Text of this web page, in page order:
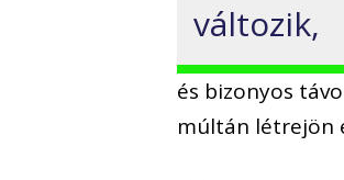
változik,
és bizonyos
múltán létrejön